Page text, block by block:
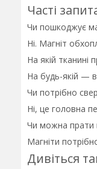
Часті
Чи пошкоджує
Ні. Магніт
На якій тканині
На будь-якій —
Чи потрібно
Ні, це головна
Чи можна прати
Магніти
Дивіться